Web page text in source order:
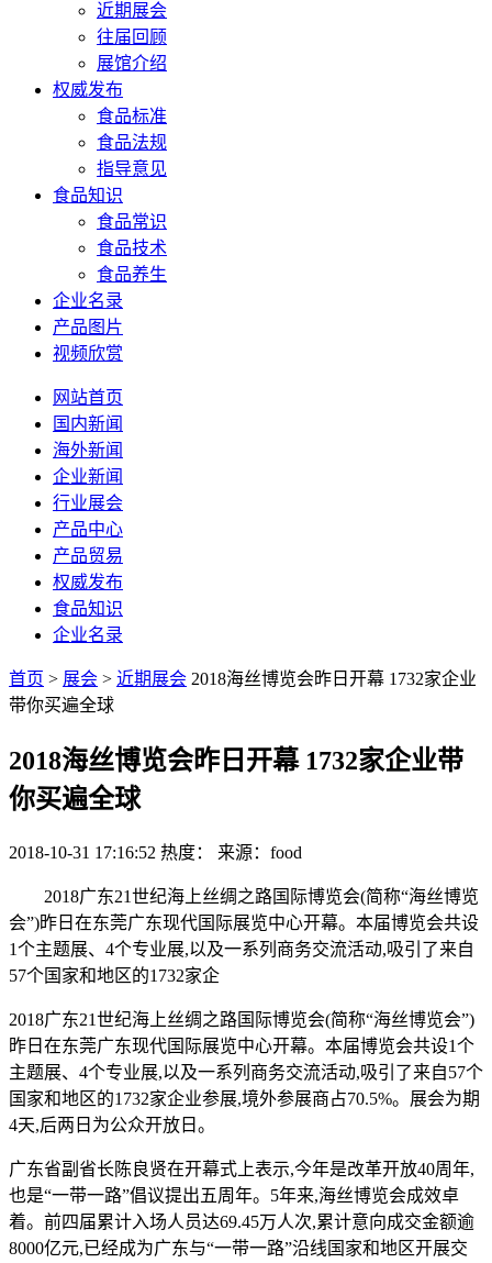
近期展会
往届回顾
展馆介绍
权威发布
食品标准
食品法规
指导意见
食品知识
食品常识
食品技术
食品养生
企业名录
产品图片
视频欣赏
网站首页
国内新闻
海外新闻
企业新闻
行业展会
产品中心
产品贸易
权威发布
食品知识
企业名录
首页 > 展会 > 近期展会 2018海丝博览会昨日开幕 1732家企业
带你买遍全球
2018海丝博览会昨日开幕 1732家企业带
你买遍全球
2018-10-31 17:16:52 热度： 来源：food
2018广东21世纪海上丝绸之路国际博览会(简称“海丝博览
会”)昨日在东莞广东现代国际展览中心开幕。本届博览会共设
1个主题展、4个专业展,以及一系列商务交流活动,吸引了来自
57个国家和地区的1732家企
2018广东21世纪海上丝绸之路国际博览会(简称“海丝博览会”)
昨日在东莞广东现代国际展览中心开幕。本届博览会共设1个
主题展、4个专业展,以及一系列商务交流活动,吸引了来自57个
国家和地区的1732家企业参展,境外参展商占70.5%。展会为期
4天,后两日为公众开放日。
广东省副省长陈良贤在开幕式上表示,今年是改革开放40周年,
也是“一带一路”倡议提出五周年。5年来,海丝博览会成效卓
着。前四届累计入场人员达69.45万人次,累计意向成交金额逾
8000亿元,已经成为广东与“一带一路”沿线国家和地区开展交